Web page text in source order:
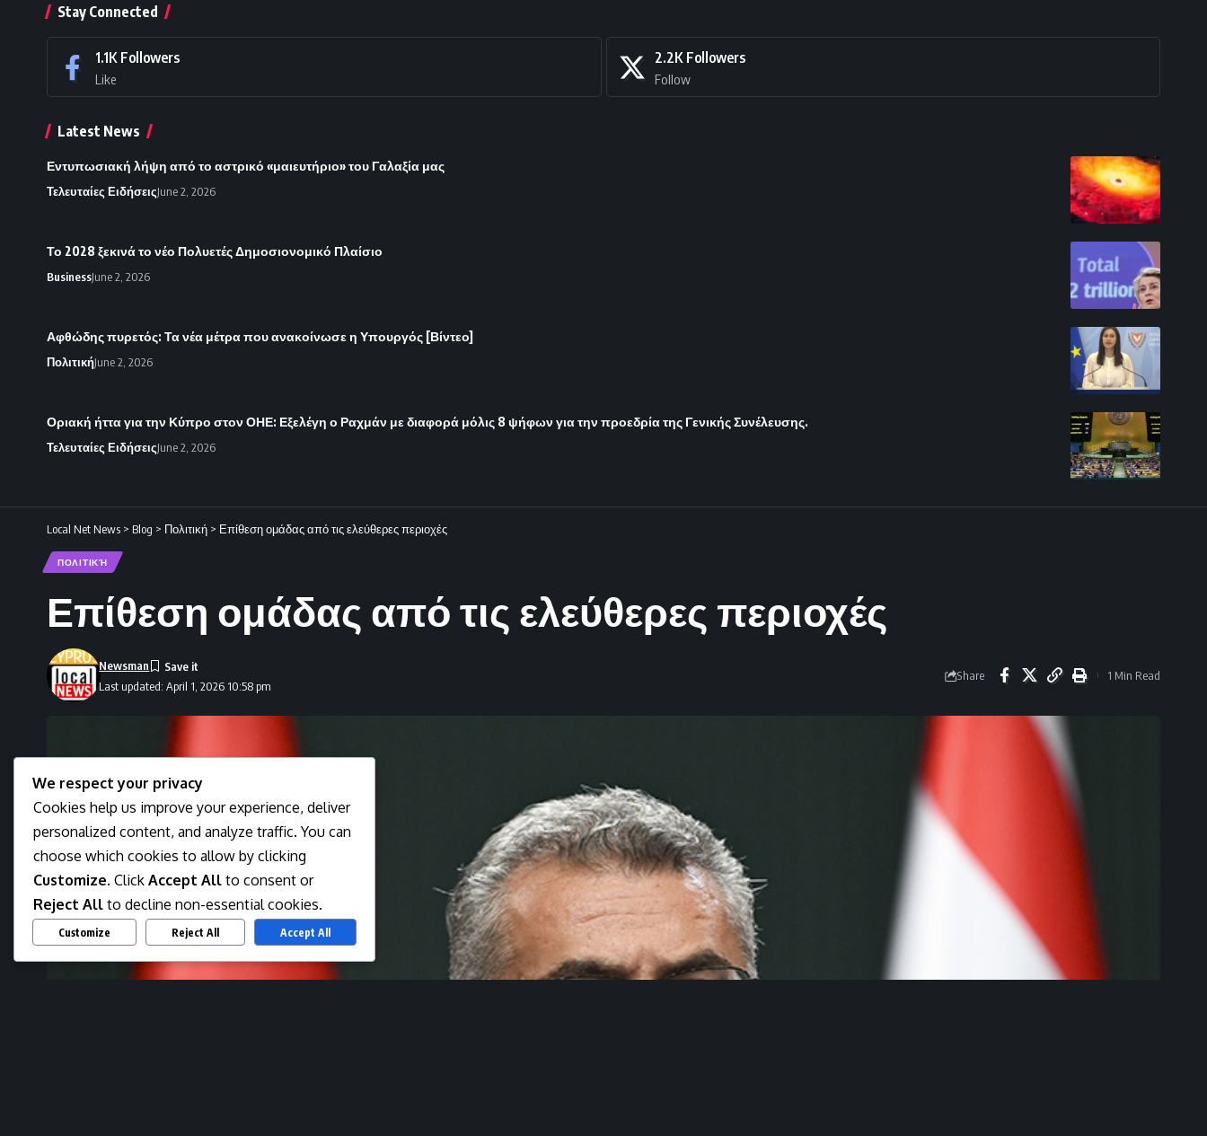
Stay Connected
1.1K Followers
Like
2.2K Followers
Follow
Latest News
Εντυπωσιακή λήψη από το αστρικό «μαιευτήριο» του Γαλαξία μας
Τελευταίες ΕιδήσειςJune 2, 2026
Το 2028 ξεκινά το νέο Πολυετές Δημοσιονομικό Πλαίσιο
BusinessJune 2, 2026
Αφθώδης πυρετός: Τα νέα μέτρα που ανακοίνωσε η Υπουργός [Βίντεο]
ΠολιτικήJune 2, 2026
Οριακή ήττα για την Κύπρο στον ΟΗΕ: Εξελέγη ο Ραχμάν με διαφορά μόλις 8 ψήφων για την προεδρία της Γενικής Συνέλευσης.
Τελευταίες ΕιδήσειςJune 2, 2026
Local Net News > Blog > Πολιτική > Επίθεση ομάδας από τις ελεύθερες περιοχές
ΠΟΛΙΤΙΚΉ
Επίθεση ομάδας από τις ελεύθερες περιοχές
Last updated: April 1, 2026 10:58 pm
Newsman
Share 1 Min Read
We respect your privacy
Cookies help us improve your experience, deliver
personalized content, and analyze traffic. You can
choose which cookies to allow by clicking
Customize. Click Accept All to consent or
Reject All to decline non-essential cookies.
Customize Reject All Accept All